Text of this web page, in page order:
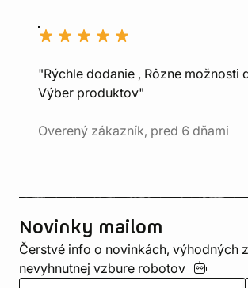
"Rýchle dodanie , Rôzne možnosti
Výber produktov"
Overený zákazník, pred 6 dňami
Novinky mailom
Čerstvé info o novinkách, výhodných
nevyhnutnej vzbure robotov